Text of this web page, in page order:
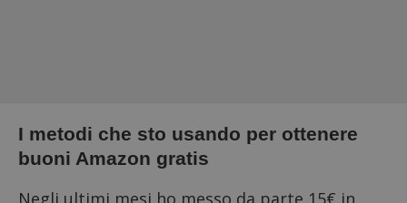
I metodi che sto usando per ottenere
buoni Amazon gratis
Negli ultimi mesi ho messo da parte 15€ in